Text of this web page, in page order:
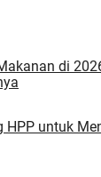
di
HPP untuk